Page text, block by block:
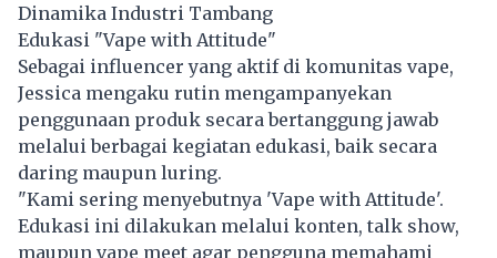
Dinamika Industri Tambang
Edukasi "Vape with Attitude"
Sebagai influencer yang aktif di komunitas vape,
Jessica mengaku rutin mengampanyekan
penggunaan produk secara bertanggung jawab
melalui berbagai kegiatan edukasi, baik secara
daring maupun luring.
"Kami sering menyebutnya 'Vape with Attitude'.
Edukasi ini dilakukan melalui konten, talk show,
maupun vape meet agar pengguna memahami